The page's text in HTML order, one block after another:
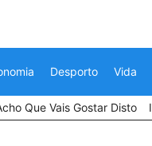
Desporto Vida
Que Vais Gostar Disto